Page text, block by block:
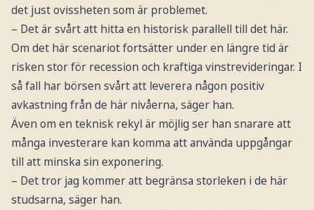
det just ovissheten som är problemet.
– Det är svårt att hitta en historisk parallell till det här.
Om det här scenariot fortsätter under en längre tid är
risken stor för recession och kraftiga vinstrevideringar. I
så fall har börsen svårt att leverera någon positiv
avkastning från de här nivåerna, säger han.
Även om en teknisk rekyl är möjlig ser han snarare att
många investerare kan komma att använda uppgångar
till att minska sin exponering.
– Det tror jag kommer att begränsa storleken i de här
studsarna, säger han.